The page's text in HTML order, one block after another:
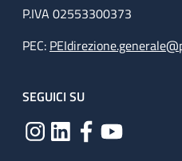
P.IVA 02553300373
PEC:
SEGUICI SU